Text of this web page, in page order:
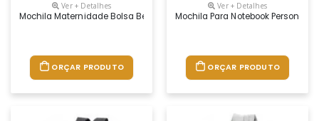
Ver + Detalhes
Mochila Maternidade Bolsa Bebê Personalizada
ORÇAR PRODUTO
Ver + Detalhes
Mochila Para Notebook
ORÇAR PRODUTO